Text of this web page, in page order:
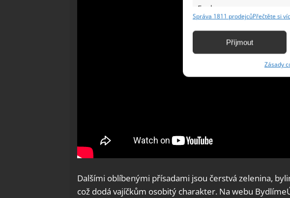
Funkce
Identifikace zařízení na základě
základě aktivně
Správa 1811 prodejcůPřečtěte si
Příjmout
Zásady
Dalšími oblíbenými přísadami jsou čerstvá zelenina,
což dodá vajíčkům osobitý charakter. Na webu